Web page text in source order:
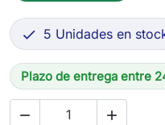
 5 Unidades en
Plazo de entrega entre
 